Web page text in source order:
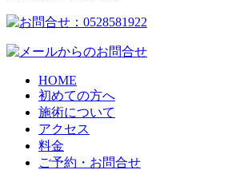
HOME
初めての方へ
施術について
アクセス
料金
ご予約・お問合せ